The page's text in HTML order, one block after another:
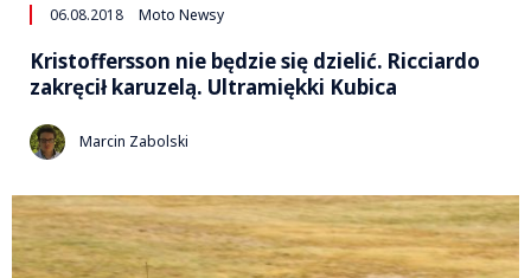
06.08.2018 Moto Newsy
Kristoffersson nie będzie się dzielić. Ricciardo
zakręcił karuzelą. Ultramiękki Kubica
Marcin Zabolski